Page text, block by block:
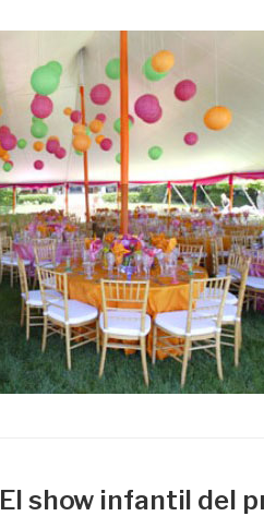
El show infantil del